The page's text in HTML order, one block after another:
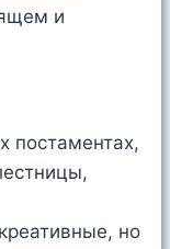
и
постаментах,
но